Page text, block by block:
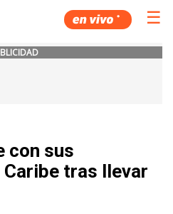
☰
con sus
tras llevar